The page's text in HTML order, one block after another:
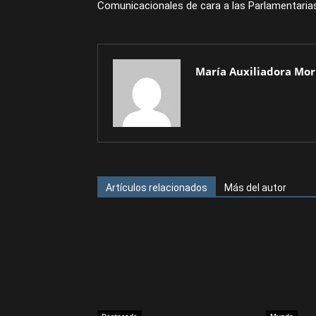
Comunicacionales de cara a las
María Auxiliadora
Artículos relacionados Más del autor